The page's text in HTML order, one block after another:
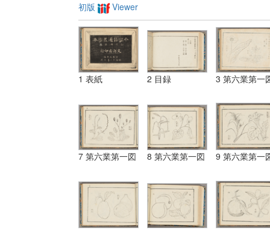
初版 Viewer
1 表紙 2 目録 3 第六業第一
7 第六業第一図 8 第六業第一図 9 第六業第一